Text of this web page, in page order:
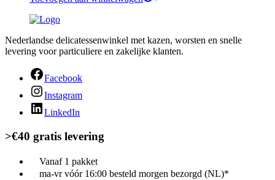
Nederlandse delicatessenwinkel met kazen, worsten en snelle
levering voor particuliere en zakelijke klanten.
Facebook
Instagram
LinkedIn
>€40 gratis levering
Vanaf 1 pakket
ma-vr vóór 16:00 besteld morgen bezorgd (NL)*